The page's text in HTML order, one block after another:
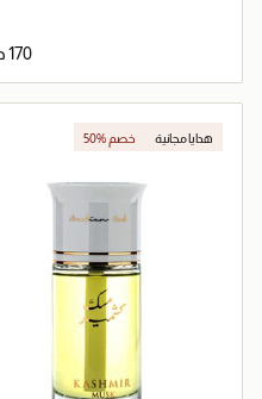
جاري تحميل التفاصيل
هدايا مجانية 50% خصم